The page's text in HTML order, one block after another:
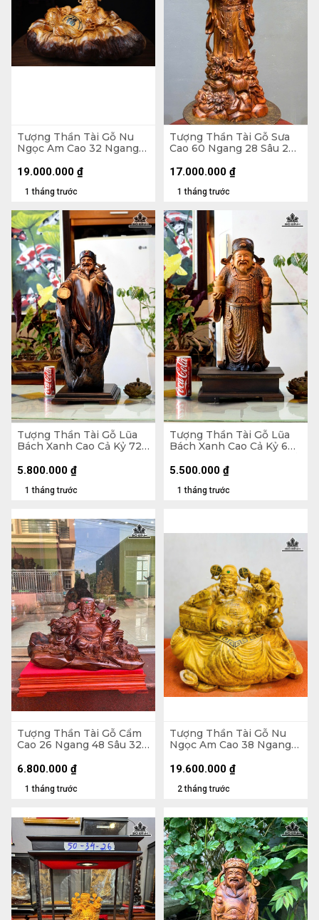
Tượng Thần Tài Gỗ Nu
Ngọc Am Cao 32 Ngang
1 tháng trước
19.000.000 ₫
Tượng Thần Tài Gỗ Sưa
Cao 60 Ngang 28 Sâu 20
1 tháng trước
17.000.000 ₫
Tượng Thần Tài Gỗ Lũa
Bách Xanh Cao Cả Kỷ 72
Kỷ Cao 10
1 tháng trước
5.800.000 ₫
Tượng Thần Tài Gỗ Lũa
Bách Xanh Cao Cả Kỷ 60
Cao 10
1 tháng trước
5.500.000 ₫
Tượng Thần Tài Gỗ Cẩm
Cao 26 Ngang 48 Sâu 32
1 tháng trước
6.800.000 ₫
Tượng Thần Tài Gỗ Nu
Ngọc Am Cao 38 Ngang
2 tháng trước
19.600.000 ₫